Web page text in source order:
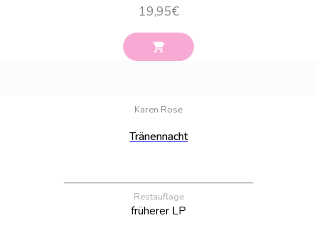
19,95€
Karen Rose
Tränennacht
Restauflage
früherer LP